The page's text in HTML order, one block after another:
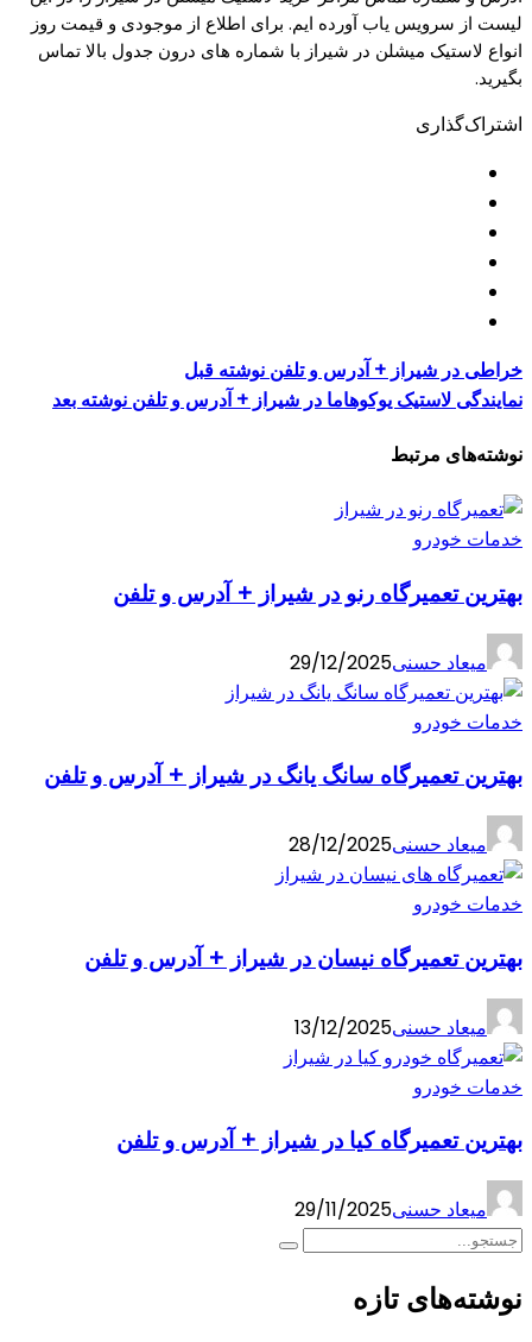
لیست از سرویس یاب آورده ایم. برای اطلاع از موجودی و قیمت روز
انواع لاستیک میشلن در شیراز با شماره های درون جدول بالا تماس
بگیرید.
اشتراک‌گذاری
خراطی در شیراز + آدرس و تلفن نوشته قبل
نمایندگی لاستیک یوکوهاما در شیراز + آدرس و تلفن نوشته بعد
نوشته‌های مرتبط
خدمات خودرو
بهترین تعمیرگاه رنو در شیراز + آدرس و تلفن
میعاد حسنی29/12/2025
خدمات خودرو
بهترین تعمیرگاه سانگ یانگ در شیراز + آدرس و تلفن
میعاد حسنی28/12/2025
خدمات خودرو
بهترین تعمیرگاه نیسان در شیراز + آدرس و تلفن
میعاد حسنی13/12/2025
خدمات خودرو
بهترین تعمیرگاه کیا در شیراز + آدرس و تلفن
میعاد حسنی29/11/2025
نوشته‌های تازه